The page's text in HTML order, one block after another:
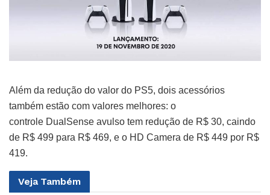
Além da redução do valor do PS5, dois acessórios
também estão com valores melhores: o
controle DualSense avulso tem redução de R$ 30, caindo
de R$ 499 para R$ 469, e o HD Camera de R$ 449 por R$
419.
Veja Também